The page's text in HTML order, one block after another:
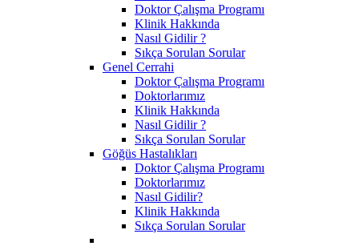
Doktor Çalışma Programı
Klinik Hakkında
Nasıl Gidilir ?
Sıkça Sorulan Sorular
Genel Cerrahi
Doktor Çalışma Programı
Doktorlarımız
Klinik Hakkında
Nasıl Gidilir ?
Sıkça Sorulan Sorular
Göğüs Hastalıkları
Doktor Çalışma Programı
Doktorlarımız
Nasıl Gidilir?
Klinik Hakkında
Sıkça Sorulan Sorular